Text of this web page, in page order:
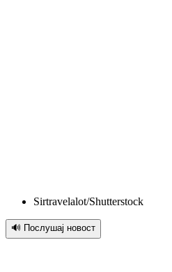
Sirtravelalot/Shutterstock
🔊 Послушај новост